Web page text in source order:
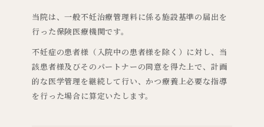
当院は、一般不妊治療管理料に係る施設基準の届出を
行った保険医療機関です。
不妊症の患者様（入院中の患者様を除く）に対し、当
該患者様及びそのパートナーの同意を得た上で、計画
的な医学管理を継続して行い、かつ療養上必要な指導
を行った場合に算定いたします。